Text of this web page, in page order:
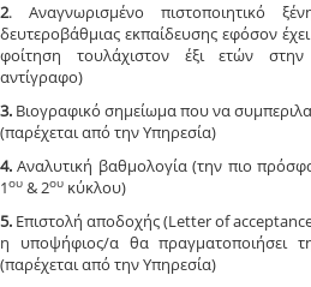
2. Αναγνωρισμένο πιστοποιητικό
δευτεροβάθμιας εκπαίδευσης εφόσον
φοίτηση τουλάχιστον έξι ετών
αντίγραφο)
3. Βιογραφικό σημείωμα που να
(παρέχεται από την Υπηρεσία)
4. Αναλυτική βαθμολογία (την πιο
1ου & 2ου κύκλου)
5. Επιστολή αποδοχής (Letter of
η υποψήφιος/α θα πραγματοποιήσει
(παρέχεται από την Υπηρεσία)